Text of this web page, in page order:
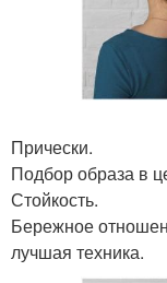
Прически.
Подбор образа в
Стойкость.
Бережное
лучшая техника.